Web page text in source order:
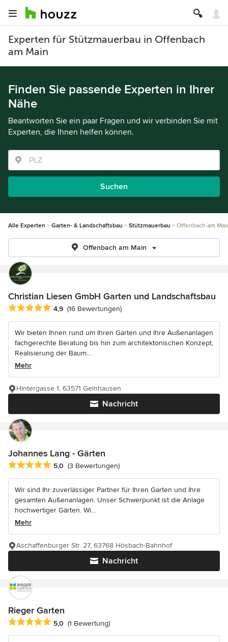
Experten für Stützmauerbau in Offenbach
am Main
Finden Sie passende Experten in Ihrer
Nähe
Beantworten Sie ein paar Fragen und wir verbinden Sie mit
Experten, die Ihnen helfen können.
Suchen
Alle Experten Garten- & Landschaftsbau Stützmauerbau Offenbach am
Offenbach am Main
Christian Liesen GmbH Garten und Landschaftsbau
Durchschnittliche Bewertung: 4.9 von 5 Sternen
4,9 (16 Bewertungen)
Wir bieten Ihnen rund um Ihren Garten und Ihre Außenanlagen
fachgerechte Beratung bis hin zum architektonischen Konzept,
Realisierung der Baum...
Mehr
Nachricht
Hintergasse 1, 63571 Gelnhausen
Johannes Lang - Gärten
Durchschnittliche Bewertung: 5 von 5 Sternen
5,0 (3 Bewertungen)
Wir sind Ihr zuverlässiger Partner für Ihren Garten und Ihre
gesamten Außenanlagen. Unser Schwerpunkt ist die Anlage
hochwertiger Gärten. Wi...
Mehr
Nachricht
Aschaffenburger Str. 27, 63768 Hösbach-Bahnhof
Rieger Garten
Durchschnittliche Bewertung: 5 von 5 Sternen
5,0 (1 Bewertung)